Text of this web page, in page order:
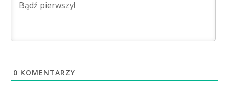
0 KOMENTARZY